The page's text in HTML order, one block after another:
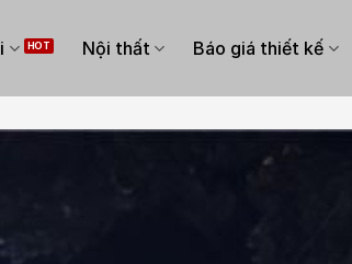
Nội thất Báo giá thiết kế